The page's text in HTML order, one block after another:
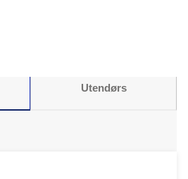
Utendørs